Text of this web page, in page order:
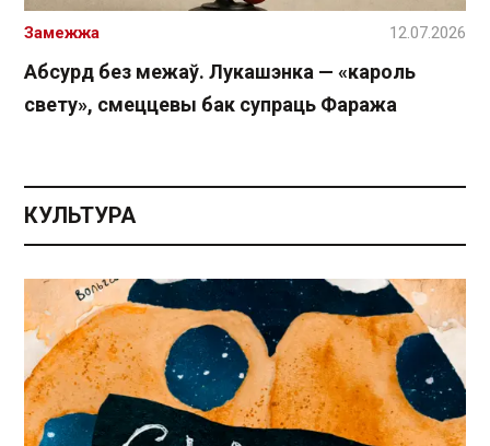
Абсурд без межаў. Лукашэнка — «кароль
свету», смеццевы бак супраць Фаража
Замежжа 12.07.2026
КУЛЬТУРА